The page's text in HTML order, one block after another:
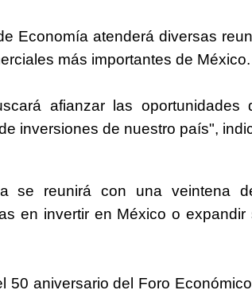
Economía atenderá diversas
más importantes de México.
afianzar las oportunidades
inversiones de nuestro país",
se reunirá con una veintena
en invertir en México o
50 aniversario del Foro